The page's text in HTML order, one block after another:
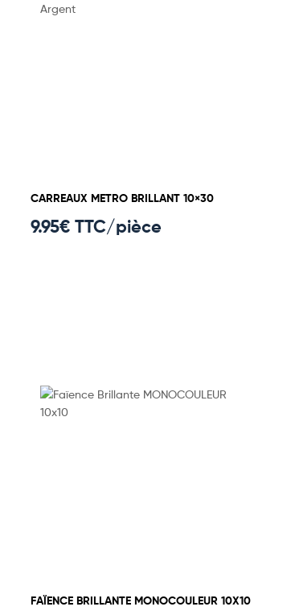
CARREAUX METRO BRILLANT 10×30
9.95€ TTC/pièce
FAÏENCE BRILLANTE MONOCOULEUR 10X10